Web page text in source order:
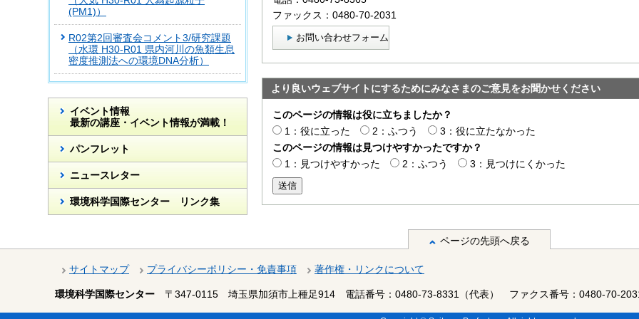
(PM1)）
R02第2回審査会コメント3/研究課題
（水環 H30-R01 県内河川の魚類生息
密度推測法への環境DNA分析）
イベント情報
最新の講座・イベント情報が満載！
パンフレット
ニュースレター
環境科学国際センター リンク集
ファックス：0480-70-2031
お問い合わせフォーム
より良いウェブサイトにするためにみなさまのご意見をお聞かせください
このページの情報は役に立ちましたか？
1：役に立った
2：ふつう
3：役に立たなかった
このページの情報は見つけやすかったですか？
1：見つけやすかった
2：ふつう 3：見つけにくかった
送信
ページの先頭へ戻る
サイトマップ プライバシーポリシー・免責事項 著作権・リンクについて
環境科学国際センター 〒347-0115 埼玉県加須市上種足914 電話番号：0480-73-8331（代表） ファクス番号：0480-70-